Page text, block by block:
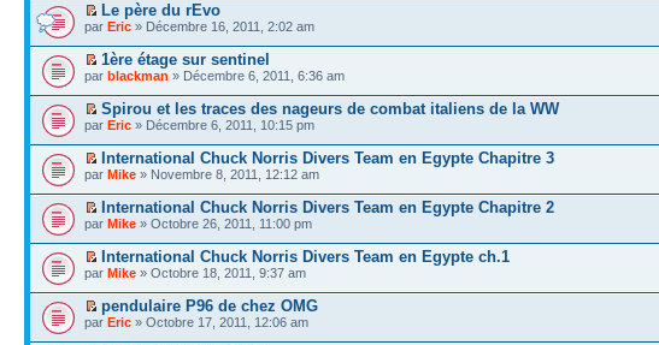
Le père du rEvo
par Eric » Décembre 16, 2011, 2:02 am
1ère étage sur sentinel
par blackman » Décembre 6, 2011, 6:36 am
Spirou et les traces des nageurs de combat italiens de la WW
par Eric » Décembre 6, 2011, 10:15 pm
International Chuck Norris Divers Team en Egypte Chapitre 3
par Mike » Novembre 8, 2011, 12:12 am
International Chuck Norris Divers Team en Egypte Chapitre 2
par Mike » Octobre 26, 2011, 11:00 pm
International Chuck Norris Divers Team en Egypte ch.1
par Mike » Octobre 18, 2011, 9:37 am
pendulaire P96 de chez OMG
par Eric » Octobre 17, 2011, 12:06 am